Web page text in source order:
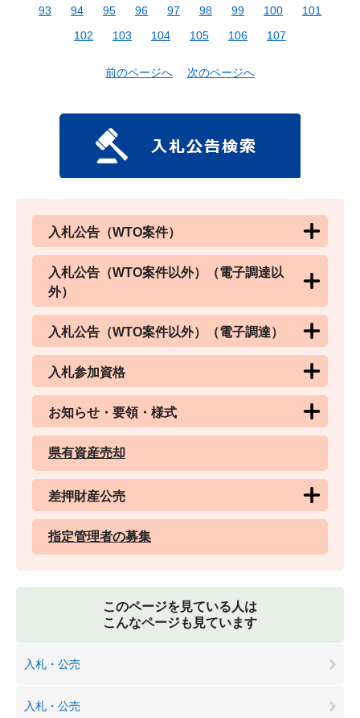
93
94 95 96 97 98 99 100
101
102
103 104 105 106 107
前のページへ 次のページへ
入札公告（WTO案件）
入札公告（WTO案件以外）（電子調達以
外）
入札公告（WTO案件以外）（電子調達）
入札参加資格
お知らせ・要領・様式
県有資産売却
差押財産公売
指定管理者の募集
このページを見ている人は
こんなページも見ています
入札・公売
入札・公売